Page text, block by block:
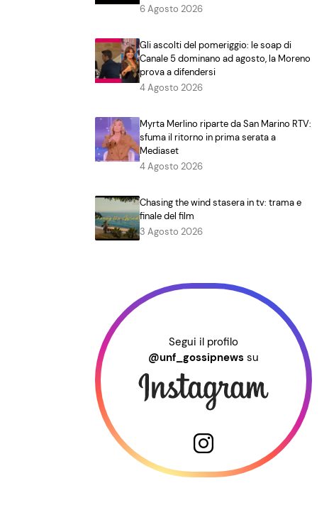
6 Agosto 2026
Gli ascolti del pomeriggio: le soap di
Canale 5 dominano ad agosto, la Moreno
prova a difendersi
4 Agosto 2026
Myrta Merlino riparte da San Marino RTV:
sfuma il ritorno in prima serata a
Mediaset
4 Agosto 2026
Chasing the wind stasera in tv: trama e
finale del film
3 Agosto 2026
Segui il profilo
@unf_gossipnews su